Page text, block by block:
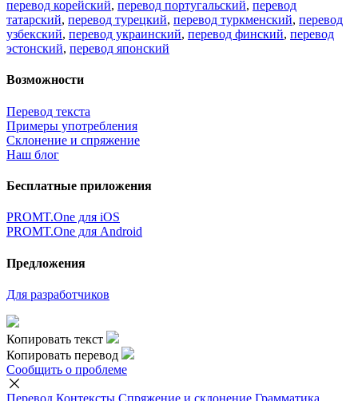
перевод корейский, перевод португальский, перевод
татарский, перевод турецкий, перевод туркменский, перевод
узбекский, перевод украинский, перевод финский, перевод
эстонский, перевод японский
Возможности
Перевод текста
Примеры употребления
Склонение и спряжение
Наш блог
Бесплатные приложения
PROMT.One для iOS
PROMT.One для Android
Предложения
Для разработчиков
Копировать текст
Копировать перевод
Сообщить о проблеме
Перевод Контексты Спряжение и склонение Грамматика